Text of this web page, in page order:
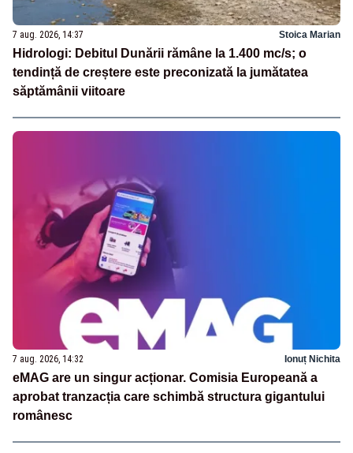
7 aug. 2026, 14:37 Stoica Marian
Hidrologi: Debitul Dunării rămâne la 1.400 mc/s; o
tendință de creștere este preconizată la jumătatea
săptămânii viitoare
7 aug. 2026, 14:32 Ionuț Nichita
eMAG are un singur acționar. Comisia Europeană a
aprobat tranzacția care schimbă structura gigantului
românesc